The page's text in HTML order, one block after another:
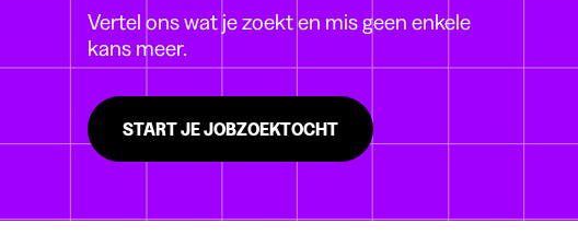
Vertel ons wat je zoekt en mis geen enkele
kans meer.
START JE JOBZOEKTOCHT